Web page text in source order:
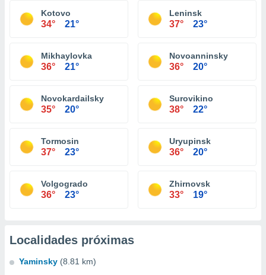
Kotovo
34° 21°
Leninsk
37° 23°
Mikhaylovka
36° 21°
Novoanninsky
36° 20°
Novokardailsky
35° 20°
Surovikino
38° 22°
Tormosin
37° 23°
Uryupinsk
36° 20°
Volgogrado
36° 23°
Zhirnovsk
33° 19°
Localidades próximas
Yaminsky (8.81 km)